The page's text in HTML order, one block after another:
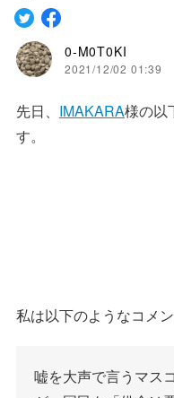
0-M0T0KI
2021/12/02 01:39
先日、 IMAKARA様の以
す。
私は以下のようなコメ
嘘を大声で言うマス